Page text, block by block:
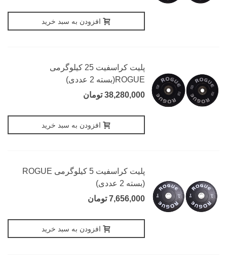
افزودن به سبد خرید
پلیت کراسفیت 25 کیلوگرمی
ROGUE(بسته 2 عددی)
38,280,000 تومان
افزودن به سبد خرید
پلیت کراسفیت 5 کیلوگرمی ROGUE
(بسته 2 عددی)
7,656,000 تومان
افزودن به سبد خرید